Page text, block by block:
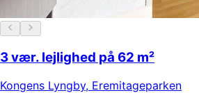
3 vær. lejlighed på 62 m²
Kongens Lyngby, Eremitageparken